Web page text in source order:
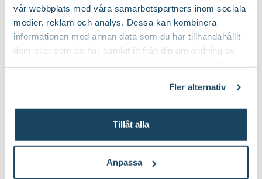
vår webbplats med våra samarbetspartners inom sociala
medier, reklam och analys. Dessa kan kombinera
informationen med annan data som du har tillhandahållit
dem eller som de har samlat in från din användning av
Fler alternativ
Tillåt alla
Anpassa
Korgkruka Wille
Kruka Arturo